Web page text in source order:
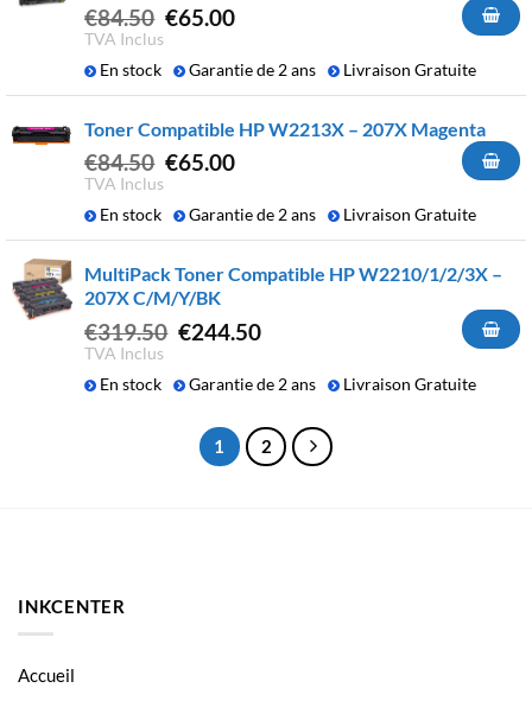
€84.50
Le
initial
€65.00Le
actuel
TVA Inclus
En stock
Garantie de 2 ans Livraison Gratuite
Toner Compatible HP W2213X – 207X Magenta
€84.50 Le
initial
€65.00Le
actuel
TVA Inclus
En stock
Garantie de 2 ans Livraison Gratuite
MultiPack Toner Compatible HP W2210/1/2/3X –
207X C/M/Y/BK
€319.50
Le
initial
€319.50.
€244.50Le
actuel
€244.50.
TVA Inclus
En stock
Garantie de 2 ans Livraison Gratuite
1 2
INKCENTER
Accueil